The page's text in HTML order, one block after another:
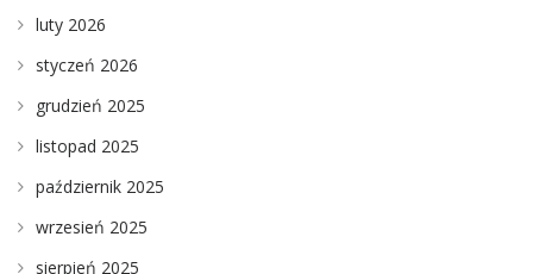
luty 2026
styczeń 2026
grudzień 2025
listopad 2025
październik 2025
wrzesień 2025
sierpień 2025